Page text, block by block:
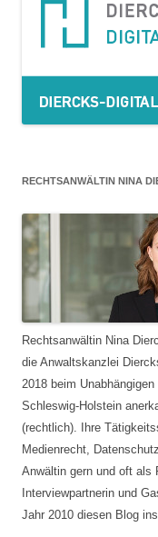
RECHTSANWÄLTIN NINA
Rechtsanwältin Nina
die Anwaltskanzlei
2018 beim
Schleswig-Holstein
(rechtlich). Ihre
Medienrecht,
Anwältin gern und oft als
Interviewpartnerin und
Jahr 2010 diesen Blog